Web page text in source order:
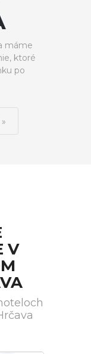
máme
ktoré
po
V